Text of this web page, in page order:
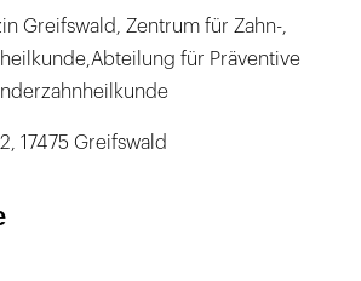
Greifswald, Zentrum für Zahn-,
für Präventive
17475 Greifswald